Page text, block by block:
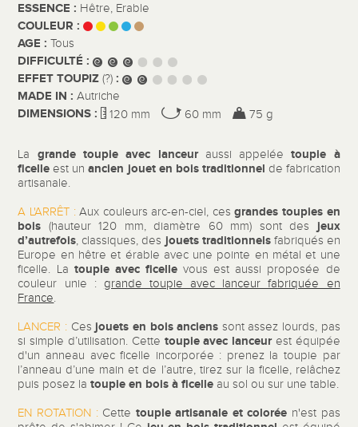
ESSENCE : Hêtre, Erable
COULEUR :
AGE :Tous
DIFFICULTÉ :
EFFET TOUPIZ(?) :
MADE IN :Autriche
DIMENSIONS : 120 mm 60 mm 75 g
La grande toupie avec lanceuraussi appeléetoupie à
ficelle est unancien jouet en bois traditionnel de fabrication
artisanale.
A L'ARRÊT :Aux couleurs arc-en-ciel, cesgrandestoupies en
bois (hauteur 120 mm, diamètre 60 mm) sont des jeux
d’autrefois, classiques, des jouets traditionnelsfabriqués en
Europe en hêtre et érable avec une pointe en métal et une
ficelle. La toupie avec ficellevous est aussi proposée de
couleur unie : grande toupie avec lanceur fabriquée en
France.
LANCER : Ces jouets en bois anciens sont assez lourds, pas
si simple d’utilisation. Cette toupie avec lanceurest équipée
d'un anneau avec ficelle incorporée : prenez la toupie par
l’anneau d’une main et de l’autre, tirez sur la ficelle, relâchez
puis posez latoupie en bois à ficelle au sol ou sur une table.
EN ROTATION :Cette toupie artisanale et colorée n'est pas